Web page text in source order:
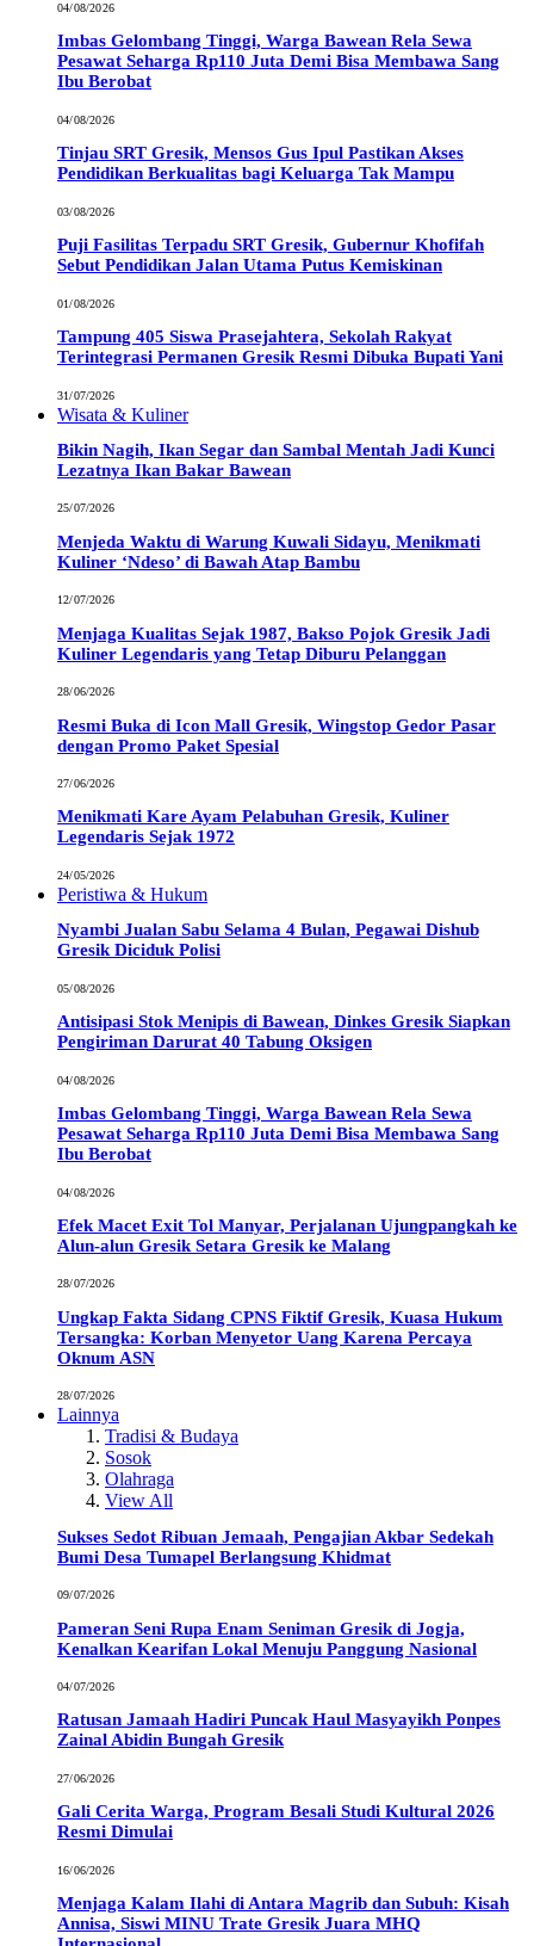
04/08/2026
Imbas Gelombang Tinggi, Warga Bawean Rela Sewa
Pesawat Seharga Rp110 Juta Demi Bisa Membawa Sang
Ibu Berobat
04/08/2026
Tinjau SRT Gresik, Mensos Gus Ipul Pastikan Akses
Pendidikan Berkualitas bagi Keluarga Tak Mampu
03/08/2026
Puji Fasilitas Terpadu SRT Gresik, Gubernur Khofifah
Sebut Pendidikan Jalan Utama Putus Kemiskinan
01/08/2026
Tampung 405 Siswa Prasejahtera, Sekolah Rakyat
Terintegrasi Permanen Gresik Resmi Dibuka Bupati Yani
31/07/2026
Wisata & Kuliner
Bikin Nagih, Ikan Segar dan Sambal Mentah Jadi Kunci
Lezatnya Ikan Bakar Bawean
25/07/2026
Menjeda Waktu di Warung Kuwali Sidayu, Menikmati
Kuliner ‘Ndeso’ di Bawah Atap Bambu
12/07/2026
Menjaga Kualitas Sejak 1987, Bakso Pojok Gresik Jadi
Kuliner Legendaris yang Tetap Diburu Pelanggan
28/06/2026
Resmi Buka di Icon Mall Gresik, Wingstop Gedor Pasar
dengan Promo Paket Spesial
27/06/2026
Menikmati Kare Ayam Pelabuhan Gresik, Kuliner
Legendaris Sejak 1972
24/05/2026
Peristiwa & Hukum
Nyambi Jualan Sabu Selama 4 Bulan, Pegawai Dishub
Gresik Diciduk Polisi
05/08/2026
Antisipasi Stok Menipis di Bawean, Dinkes Gresik Siapkan
Pengiriman Darurat 40 Tabung Oksigen
04/08/2026
Imbas Gelombang Tinggi, Warga Bawean Rela Sewa
Pesawat Seharga Rp110 Juta Demi Bisa Membawa Sang
Ibu Berobat
04/08/2026
Efek Macet Exit Tol Manyar, Perjalanan Ujungpangkah ke
Alun-alun Gresik Setara Gresik ke Malang
28/07/2026
Ungkap Fakta Sidang CPNS Fiktif Gresik, Kuasa Hukum
Tersangka: Korban Menyetor Uang Karena Percaya
Oknum ASN
28/07/2026
Lainnya
Tradisi & Budaya
Sosok
Olahraga
View All
Sukses Sedot Ribuan Jemaah, Pengajian Akbar Sedekah
Bumi Desa Tumapel Berlangsung Khidmat
09/07/2026
Pameran Seni Rupa Enam Seniman Gresik di Jogja,
Kenalkan Kearifan Lokal Menuju Panggung Nasional
04/07/2026
Ratusan Jamaah Hadiri Puncak Haul Masyayikh Ponpes
Zainal Abidin Bungah Gresik
27/06/2026
Gali Cerita Warga, Program Besali Studi Kultural 2026
Resmi Dimulai
16/06/2026
Menjaga Kalam Ilahi di Antara Magrib dan Subuh: Kisah
Annisa, Siswi MINU Trate Gresik Juara MHQ